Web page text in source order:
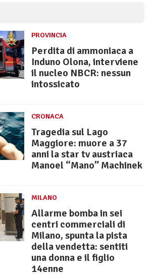
PROVINCIA
Perdita di ammoniaca a
Induno Olona, interviene
il nucleo NBCR: nessun
intossicato
CRONACA
Tragedia sul Lago
Maggiore: muore a 37
anni la star tv austriaca
Manoel “Mano” Machinek
MILANO
Allarme bomba in sei
centri commerciali di
Milano, spunta la pista
della vendetta: sentiti
una donna e il figlio
14enne